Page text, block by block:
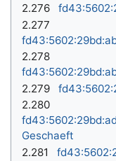
2.276
2.277
2.278
2.279
2.280
Geschaeft
2.281